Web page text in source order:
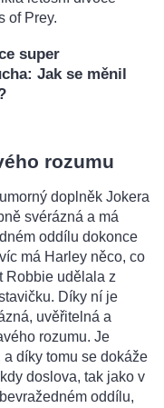
of Prey.
super
Jak se měnil
rozumu
doplněk Jokera
svérázná a má
oddílu dokonce
má Harley něco, co
Robbie udělala z
Díky ní je
uvěřitelná a
rozumu. Je
díky tomu se dokáže
doslova, tak jako v
oddílu,